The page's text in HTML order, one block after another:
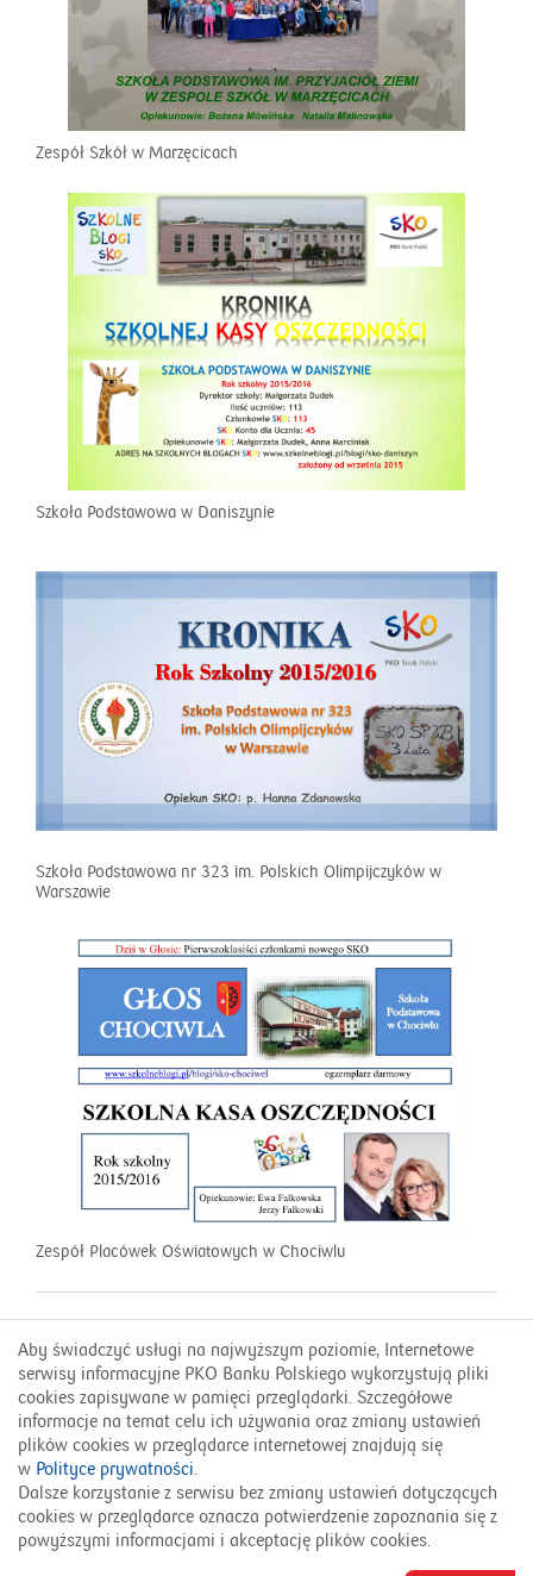
Zespół Szkół w Marzęcicach
Szkoła Podstawowa w Daniszynie
Szkoła Podstawowa nr 323 im. Polskich Olimpijczyków w
Warszawie
Zespół Placówek Oświatowych w Chociwlu
Kontakt
FAQ
800 302 302
© 2026 PKO Bank Polski
Aby świadczyć usługi na najwyższym poziomie, Internetowe
serwisy informacyjne PKO Banku Polskiego wykorzystują pliki
cookies zapisywane w pamięci przeglądarki. Szczegółowe
informacje na temat celu ich używania oraz zmiany ustawień
plików cookies w przeglądarce internetowej znajdują się
w Polityce prywatności.
Dalsze korzystanie z serwisu bez zmiany ustawień dotyczących
cookies w przeglądarce oznacza potwierdzenie zapoznania się z
powyższymi informacjami i akceptację plików cookies.